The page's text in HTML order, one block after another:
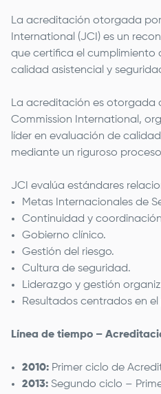
La acreditación otorgada
International (JCI) es un
que certifica el cumplimiento
calidad asistencial y
La acreditación es otorgada
Commission International,
líder en evaluación de
mediante un riguroso
JCI evalúa estándares
Metas Internacionales de
Continuidad y
Gobierno clínico.
Gestión del riesgo.
Cultura de seguridad.
Liderazgo y gestión
Resultados centrados en
Línea de tiempo –
2010: Primer ciclo de
2013: Segundo ciclo –